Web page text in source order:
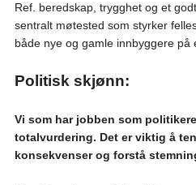
Ref. beredskap, trygghet og et
sentralt møtested som styrker
både nye og gamle innbyggere på
Politisk skjønn:
Vi som har jobben som
totalvurdering. Det er viktig å
konsekvenser og forstå